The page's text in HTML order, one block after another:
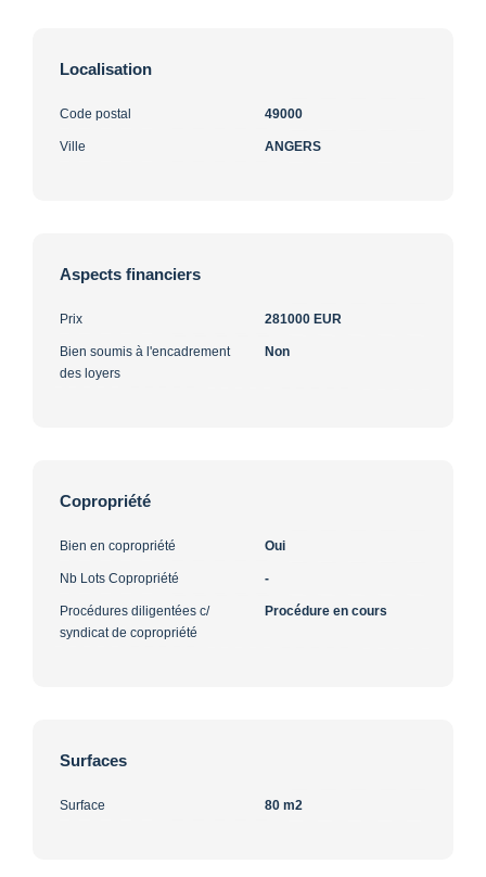
Localisation
Code postal 49000
Ville ANGERS
Aspects financiers
Prix 281000 EUR
Bien soumis à l'encadrement
des loyers
Non
Copropriété
Bien en copropriété Oui
Nb Lots Copropriété -
Procédures diligentées c/
syndicat de copropriété
Procédure en cours
Surfaces
Surface 80 m2